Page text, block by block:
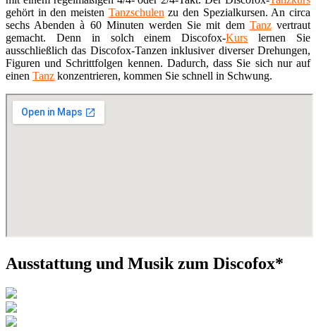
gehört in den meisten Tanzschulenzu den Spezialkursen. An circa
sechs Abenden à 60 Minuten werden Sie mit dem Tanzvertraut
gemacht. Denn in solch einem Discofox-Kurs lernen Sie
ausschließlich das Discofox-Tanzen inklusiver diverser Drehungen,
Figuren und Schrittfolgen kennen. Dadurch, dass Sie sich nur auf
einen Tanz konzentrieren, kommen Sie schnell in Schwung.
Ausstattung und Musik zum Discofox*